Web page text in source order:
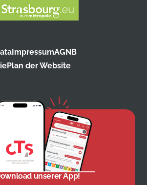
ImpressumAGNB
Plan der Website
unserer App!